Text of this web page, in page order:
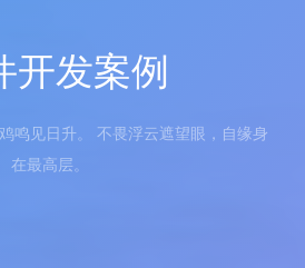
开发案例
鸣见日升。 不畏浮云遮望眼，自缘身
在最高层。